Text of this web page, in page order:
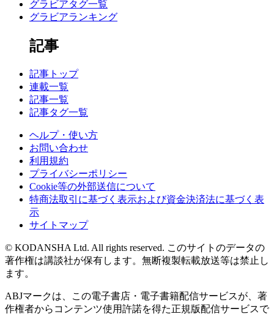
グラビアタグ一覧
グラビアランキング
記事
記事トップ
連載一覧
記事一覧
記事タグ一覧
ヘルプ・使い方
お問い合わせ
利用規約
プライバシーポリシー
Cookie等の外部送信について
特商法取引に基づく表示および資金決済法に基づく表
示
サイトマップ
© KODANSHA Ltd. All rights reserved. このサイトのデータの
著作権は講談社が保有します。無断複製転載放送等は禁止し
ます。
ABJマークは、この電子書店・電子書籍配信サービスが、著
作権者からコンテンツ使用許諾を得た正規版配信サービスで